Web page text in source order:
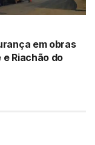
em obras
Riachão do